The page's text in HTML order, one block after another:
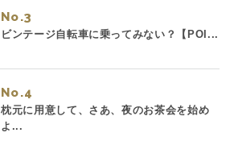
No.
ビンテージ自転車に乗ってみない？【POI...
No.
枕元に用意して、さあ、夜のお茶会を始め
よ...